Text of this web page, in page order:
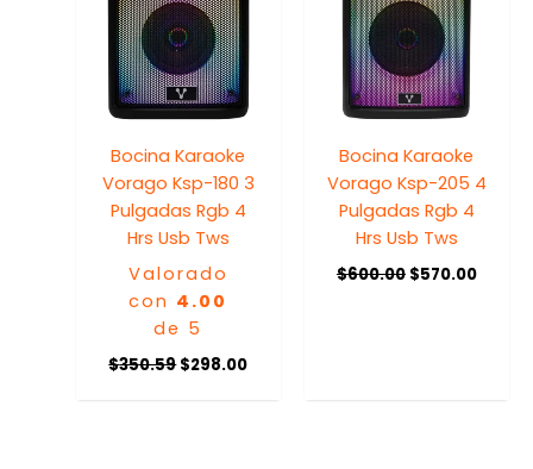
Bocina Karaoke
Vorago Ksp-180 3
Pulgadas Rgb 4
Hrs Usb Tws
Valorado
con 4.00
de 5
$350.59$298.00
Bocina Karaoke
Vorago Ksp-205 4
Pulgadas Rgb 4
Hrs Usb Tws
$600.00 $570.00